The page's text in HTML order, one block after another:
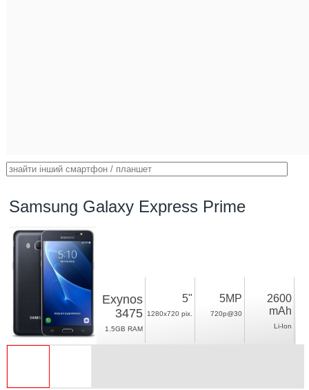
Samsung Galaxy Express Prime
Exynos
3475
1.5GB RAM
5"
1280x720 pix.
5MP
720p@30
2600
mAh
Li-Ion